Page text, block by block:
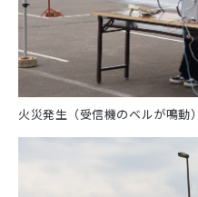
火災発生（受信機のベルが鳴動）